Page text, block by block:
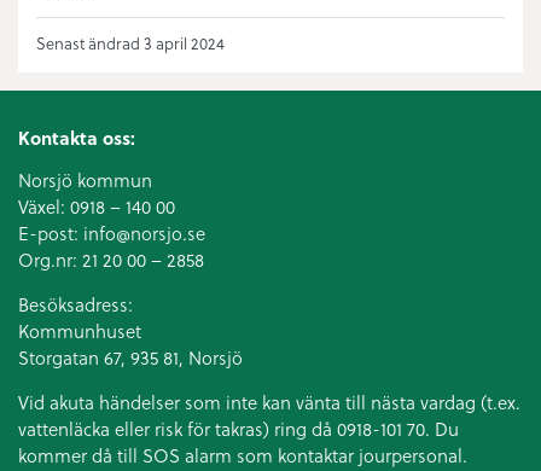
Senast ändrad 3 april 2024
Kontakta oss:
Norsjö kommun
Växel: 0918 – 140 00
E-post: info@norsjo.se
Org.nr: 21 20 00 – 2858
Besöksadress:
Kommunhuset
Storgatan 67, 935 81, Norsjö
Vid akuta händelser som inte kan vänta till nästa vardag (t.ex.
vattenläcka eller risk för takras) ring då 0918-101 70. Du
kommer då till SOS alarm som kontaktar jourpersonal.